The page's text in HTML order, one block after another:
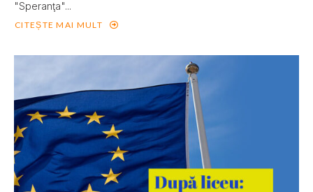
"Speranţa"...
CITEȘTE MAI MULT